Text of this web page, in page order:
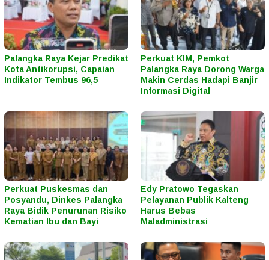
Palangka Raya Kejar Predikat
Kota Antikorupsi, Capaian
Indikator Tembus 96,5
Perkuat KIM, Pemkot
Palangka Raya Dorong Warga
Makin Cerdas Hadapi Banjir
Informasi Digital
Perkuat Puskesmas dan
Posyandu, Dinkes Palangka
Raya Bidik Penurunan Risiko
Kematian Ibu dan Bayi
Edy Pratowo Tegaskan
Pelayanan Publik Kalteng
Harus Bebas
Maladministrasi